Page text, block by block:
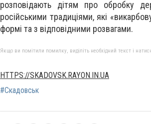
розповідають дітям про обробку
російськими традиціями, які
формі та з відповідними розвагами.
Якщо ви помітили помилку, виділіть необхідний текст і
HTTPS://SKADOVSK.RAYON.IN.UA
#Скадовськ